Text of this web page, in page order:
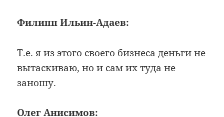
Филипп Ильин-Адаев:
Т.е. я из этого своего бизнеса деньги не
вытаскиваю, но и сам их туда не
заношу.
Олег Анисимов: